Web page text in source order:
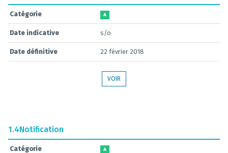
Catégorie A
Date indicative s/o
Date définitive 22 février 2018
VOIR
1.4Notification
Catégorie A